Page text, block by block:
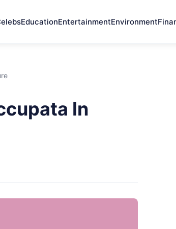
EducationEntertainmentEnvironment
In